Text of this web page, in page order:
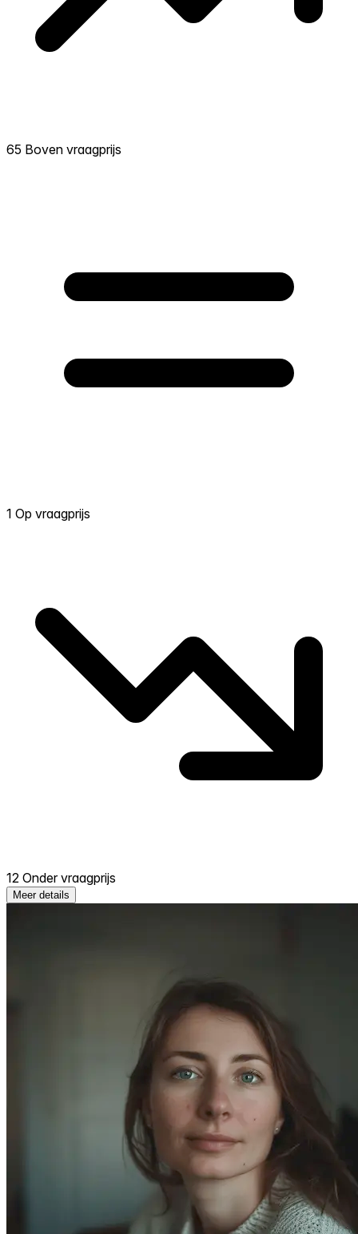
65 Boven vraagprijs
1 Op vraagprijs
12 Onder vraagprijs
Meer details